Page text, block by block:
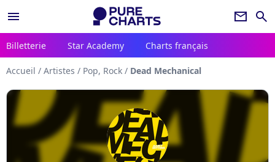
menu newsletter search
Billetterie Star Academy Charts français
Accueil / Artistes / Pop, Rock / Dead Mechanical